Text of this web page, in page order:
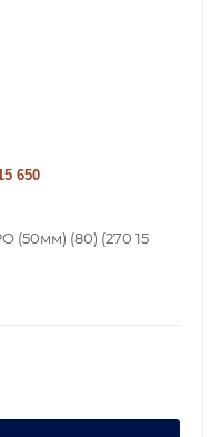
650
(50мм) (80) (270 15